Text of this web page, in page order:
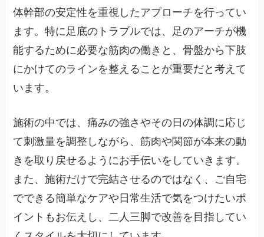
体幹部の安定性を重視したアプローチを行ってい
ます。特に足底のトラブルでは、足のアーチが機
能するために必要な筋肉の働きと、骨盤から下肢
にかけてのラインを整えることが重要だと考えて
います。
施術の中では、痛みの強さやその日の体調に応じ
て刺激量を調整しながら、筋肉や関節が本来の動
きを取り戻せるようにお手伝いをしていきます。
また、施術だけで完結させるのではなく、ご自宅
でできる簡単なケアや日常生活で気をつけたいポ
イントもお伝えし、二人三脚で改善を目指してい